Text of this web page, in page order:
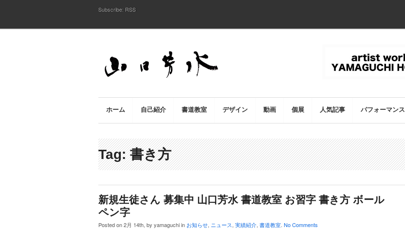
Subscribe: RSS
ホーム 自己紹介 書道教室 デザイン 動画 個展 人気記事 パフォーマンス
Tag: 書き方
新規生徒さん 募集中 山口芳水 書道教室 お習字 書き方 ボール
ペン字
Posted on 2月 14th, by yamaguchi in お知らせ, ニュース, 実績紹介, 書道教室. No Comments